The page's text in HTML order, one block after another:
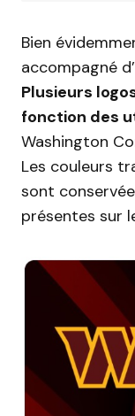
Bien
accompagné
Plusieurs
fonction des
Washington
Les couleurs
sont
présentes sur